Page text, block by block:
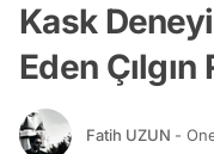
Kask
Eden Çılgın
Fatih UZUN -